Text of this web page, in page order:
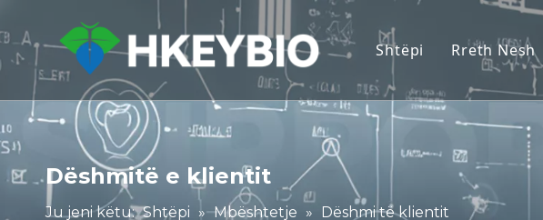
Shtëpi Rreth Nesh
Dëshmitë e klientit
Ju jeni këtu: Shtëpi » Mbështetje » Dëshmi të klientit